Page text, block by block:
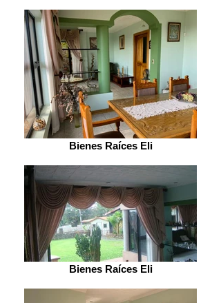
Bienes Raíces Eli
Bienes Raíces Eli